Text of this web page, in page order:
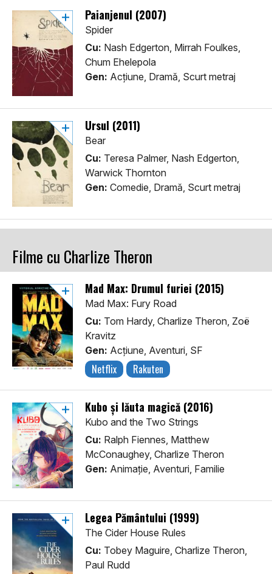
Paianjenul (2007)
Spider
Cu: Nash Edgerton, Mirrah Foulkes,
Chum Ehelepola
Gen: Acţiune, Dramă, Scurt metraj
Ursul (2011)
Bear
Cu: Teresa Palmer, Nash Edgerton,
Warwick Thornton
Gen: Comedie, Dramă, Scurt metraj
Filme cu Charlize Theron
Mad Max: Drumul furiei (2015)
Mad Max: Fury Road
Cu: Tom Hardy, Charlize Theron, Zoë
Kravitz
Gen: Acţiune, Aventuri, SF
Netflix Rakuten
Kubo şi lăuta magică (2016)
Kubo and the Two Strings
Cu: Ralph Fiennes, Matthew
McConaughey, Charlize Theron
Gen: Animaţie, Aventuri, Familie
Legea Pământului (1999)
The Cider House Rules
Cu: Tobey Maguire, Charlize Theron,
Paul Rudd